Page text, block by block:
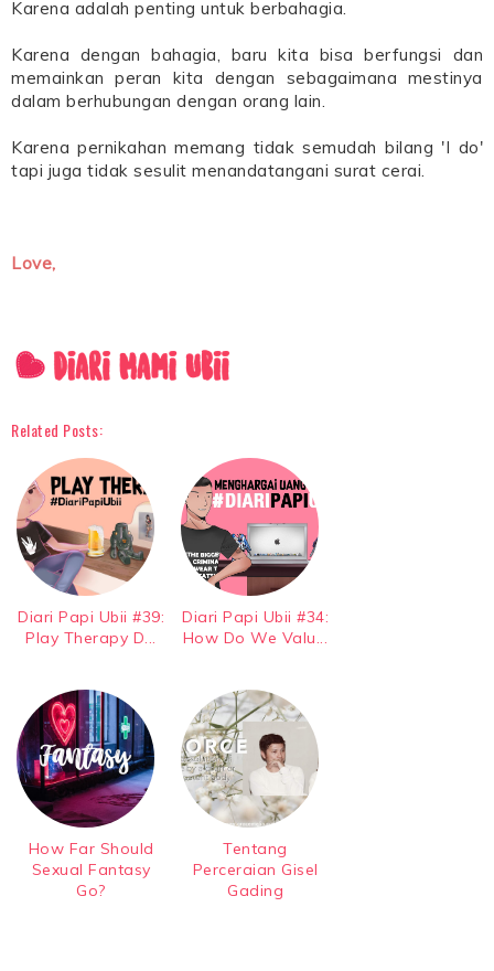
Karena adalah penting untuk berbahagia.
Karena dengan bahagia, baru kita bisa berfungsi dan
memainkan peran kita dengan sebagaimana mestinya
dalam berhubungan dengan orang lain.
Karena pernikahan memang tidak semudah bilang 'I do'
tapi juga tidak sesulit menandatangani surat cerai.
Love,
Related Posts:
Diari Papi Ubii #39:
Play Therapy D...
Diari Papi Ubii #34:
How Do We Valu...
How Far Should
Sexual Fantasy
Go?
Tentang
Perceraian Gisel
Gading